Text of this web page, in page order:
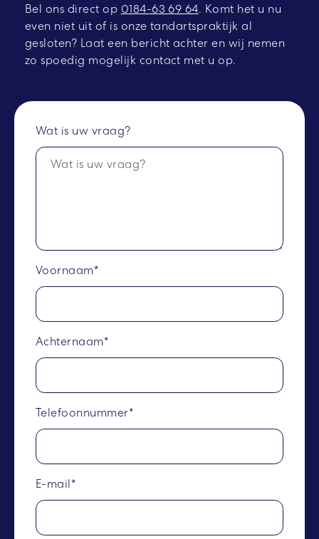
Bel ons direct op 0184-63 69 64. Komt het u nu
even niet uit of is onze tandartspraktijk al
gesloten? Laat een bericht achter en wij nemen
zo spoedig mogelijk contact met u op.
Wat is uw vraag?
Voornaam*
Achternaam*
Telefoonnummer*
E-mail*